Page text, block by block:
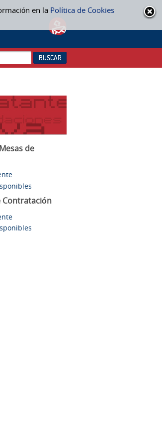
en la Política de Cookies
de
Contratación